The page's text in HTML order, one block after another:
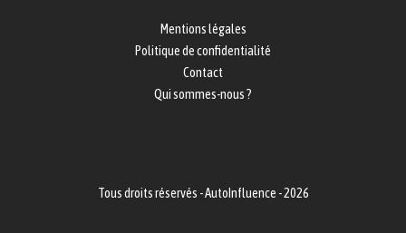
Mentions légales
Politique de confidentialité
Contact
Qui sommes-nous ?
Tous droits réservés - AutoInfluence - 2026